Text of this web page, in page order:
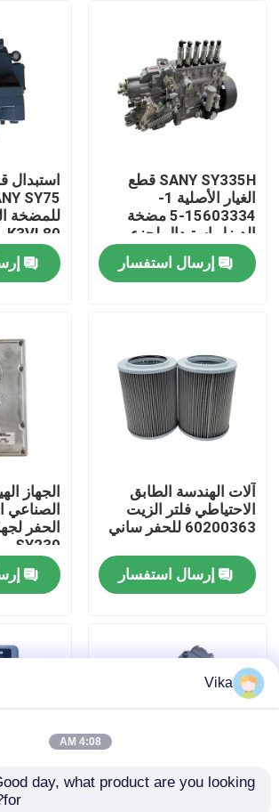
المنتجات
حول بنا
ضبط الجودة
اتصل بنا
طلب اقتباس
SANY SY335H قطع
الغيار الأصلية 1-
15603334-5 مضخة
الديزل استبدال لجزء
الحفر الصيانة
إرسال استفسار
استبدال
للمضخة
K3VL80
آلات الهندسة الطابق
الاحتياطي فلتر الزيت
60200363 للحفر ساني
إرسال استفسار
الجهاز
الصناعي
SY230
الأسهم
Vika
4:08 AM
day, what product are you looking
for?